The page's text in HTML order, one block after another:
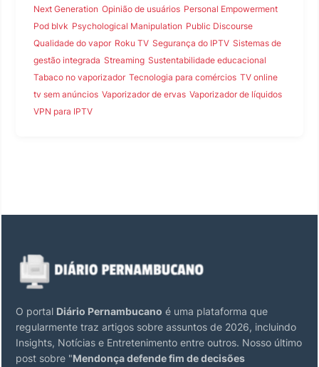
Next Generation Opinião de usuários Personal Empowerment
Pod blvk Psychological Manipulation Public Discourse
Qualidade do vapor Roku TV Segurança do IPTV Sistemas de
gestão integrada Streaming Sustentabilidade educacional
Tabaco no vaporizador Tecnologia para comércios TV online
tv sem anúncios Vaporizador de ervas Vaporizador de líquidos
VPN para IPTV
O portal Diário Pernambucano é uma plataforma que
regularmente traz artigos sobre assuntos de 2026, incluindo
Insights, Notícias e Entretenimento entre outros. Nosso último
post sobre "Mendonça defende fim de decisões